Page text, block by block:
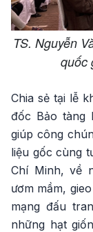
TS. Nguyễn
quốc
Chia sẻ tại lễ
đốc Bảo tàng
giúp công
liệu gốc cùng
Chí Minh, về
ươm mầm,
mạng đấu
những hạt